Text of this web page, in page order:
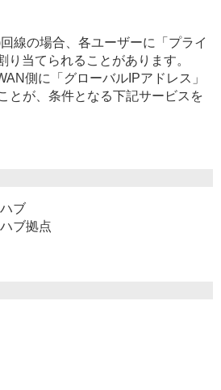
線の場合、各ユーザーに「プライ
り当てられることがあります。
側に「グローバルIPアドレス」
とが、条件となる下記サービスを
ブ
ブ拠点